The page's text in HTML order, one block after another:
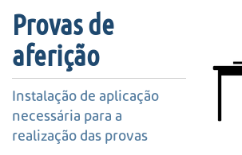
u
s
a
A
v
Provas de
aferição
Instalação de aplicação
necessária para a
realização das provas